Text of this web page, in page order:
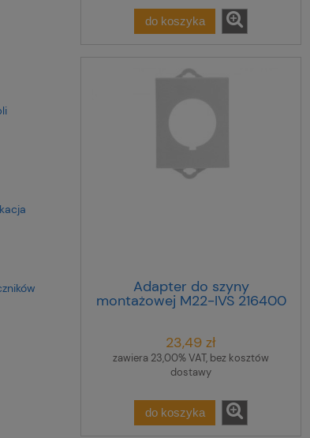
do koszyka
Adapter do szyny
montażowej M22-IVS 216400
23,49 zł
zawiera 23,00% VAT, bez kosztów
dostawy
do koszyka